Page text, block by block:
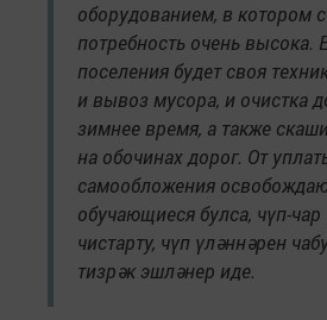
оборудованием, в котором
потребность очень высока.
поселения будет своя
и вывоз мусора, и очистка
зимнее время, а также
на обочинах дорог. От
самообложения
обучающиеся булса, чүп-
чистарту, чүп үләннәрен
тизрәк эшләнер иде.